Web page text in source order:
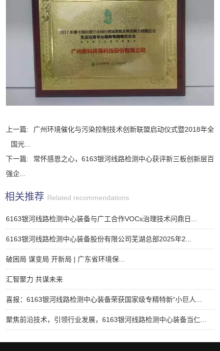
上一篇:
广州环境催化与污染控制技术创新联盟启动仪式暨2018年全
国光...
下一篇:
常怀感恩之心，6163银河线路检测中心获评新三板创新层百
强企...
相关推荐 Related recommendations
6163银河线路检测中心装备与广工合作VOCs治理技术问鼎日...
6163银河线路检测中心装备股份有限公司芜湖总部2025年2...
破困局 谋变局 开新局 | 广东省环境保...
汇智聚力 共谋未来
喜报：6163银河线路检测中心装备荣获国家级专精特新“小巨人...
聚焦前沿技术，引领行业发展，6163银河线路检测中心装备当仁...